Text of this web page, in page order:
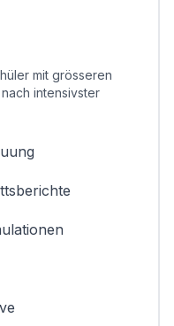
mit grösseren
intensivster